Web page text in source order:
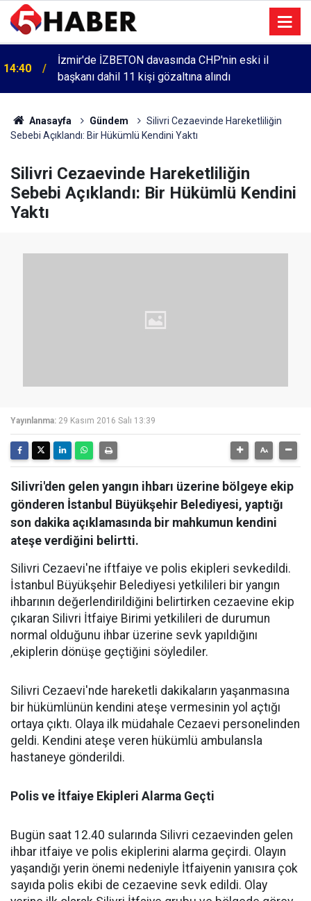
14:40
İzmir'de İZBETON davasında CHP'nin eski il
başkanı dahil 11 kişi gözaltına alındı
Anasayfa Gündem
Silivri Cezaevinde Hareketliliğin
Sebebi Açıklandı: Bir Hükümlü Kendini Yaktı
Silivri Cezaevinde Hareketliliğin
Sebebi Açıklandı: Bir Hükümlü Kendini
Yaktı
Yayınlanma: 29 Kasım 2016 Salı 13:39
Silivri'den gelen yangın ihbarı üzerine bölgeye ekip
gönderen İstanbul Büyükşehir Belediyesi, yaptığı
son dakika açıklamasında bir mahkumun kendini
ateşe verdiğini belirtti.
Silivri Cezaevi'ne iftfaiye ve polis ekipleri sevkedildi.
İstanbul Büyükşehir Belediyesi yetkilileri bir yangın
ihbarının değerlendirildiğini belirtirken cezaevine ekip
çıkaran Silivri İtfaiye Birimi yetkilileri de durumun
normal olduğunu ihbar üzerine sevk yapıldığını
,ekiplerin dönüşe geçtiğini söylediler.
Silivri Cezaevi'nde hareketli dakikaların yaşanmasına
bir hükümlünün kendini ateşe vermesinin yol açtığı
ortaya çıktı. Olaya ilk müdahale Cezaevi personelinden
geldi. Kendini ateşe veren hükümlü ambulansla
hastaneye gönderildi.
Polis ve İtfaiye Ekipleri Alarma Geçti
Bugün saat 12.40 sularında Silivri cezaevinden gelen
ihbar itfaiye ve polis ekiplerini alarma geçirdi. Olayın
yaşandığı yerin önemi nedeniyle İtfaiyenin yanısıra çok
sayıda polis ekibi de cezaevine sevk edildi. Olay